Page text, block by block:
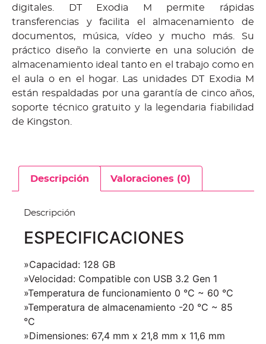
digitales. DT Exodia M permite rápidas
transferencias y facilita el almacenamiento de
documentos, música, vídeo y mucho más. Su
práctico diseño la convierte en una solución de
almacenamiento ideal tanto en el trabajo como en
el aula o en el hogar. Las unidades DT Exodia M
están respaldadas por una garantía de cinco años,
soporte técnico gratuito y la legendaria fiabilidad
de Kingston.
Descripción Valoraciones (0)
Descripción
ESPECIFICACIONES
»Capacidad: 128 GB
»Velocidad: Compatible con USB 3.2 Gen 1
»Temperatura de funcionamiento 0 °C ~ 60 °C
»Temperatura de almacenamiento -20 °C ~ 85
°C
»Dimensiones: 67,4 mm x 21,8 mm x 11,6 mm